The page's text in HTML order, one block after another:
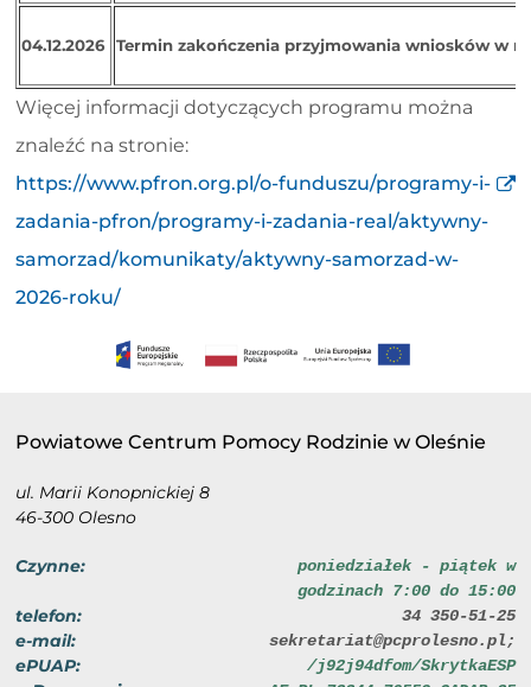
04.12.2026 Termin zakończenia przyjmowania wniosków w
Więcej informacji dotyczących programu można
znaleźć na stronie:
https://www.pfron.org.pl/o-funduszu/programy-i-
zadania-pfron/programy-i-zadania-real/aktywny-
samorzad/komunikaty/aktywny-samorzad-w-
2026-roku/
Powiatowe Centrum Pomocy Rodzinie w Oleśnie
ul. Marii Konopnickiej 8
46-300 Olesno
Czynne:
poniedziałek - piątek w
godzinach 7:00 do 15:00
telefon: 34 350-51-25
e-mail: sekretariat@pcprolesno.pl;
ePUAP: /j92j94dfom/SkrytkaESP